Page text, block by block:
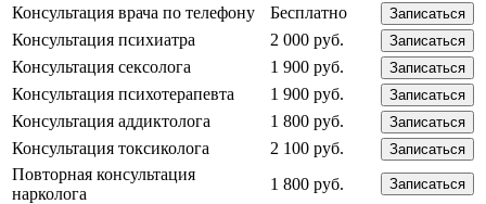
Консультация врача по телефону Бесплатно Записаться
Консультация психиатра 2 000 руб. Записаться
Консультация сексолога 1 900 руб. Записаться
Консультация психотерапевта 1 900 руб. Записаться
Консультация аддиктолога 1 800 руб. Записаться
Консультация токсиколога 2 100 руб. Записаться
Повторная консультация
нарколога
1 800 руб. Записаться